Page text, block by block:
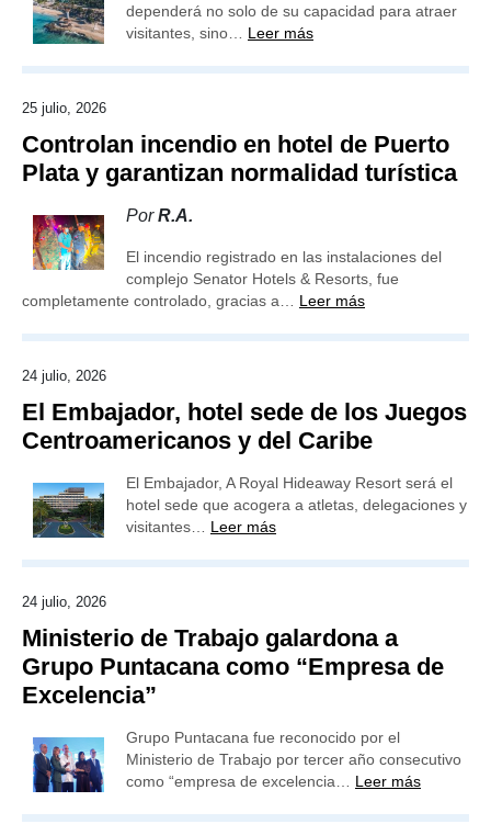
dependerá no solo de su capacidad para atraer
visitantes, sino… Leer más
25 julio, 2026
Controlan incendio en hotel de Puerto
Plata y garantizan normalidad turística
PorR.A.
El incendio registrado en las instalaciones del
complejo Senator Hotels & Resorts, fue
completamente controlado, gracias a… Leer más
24 julio, 2026
El Embajador, hotel sede de los Juegos
Centroamericanos y del Caribe
El Embajador, A Royal Hideaway Resort será el
hotel sede que acogera a atletas, delegaciones y
visitantes… Leer más
24 julio, 2026
Ministerio de Trabajo galardona a
Grupo Puntacana como “Empresa de
Excelencia”
Grupo Puntacana fue reconocido por el
Ministerio de Trabajo por tercer año consecutivo
como “empresa de excelencia… Leer más